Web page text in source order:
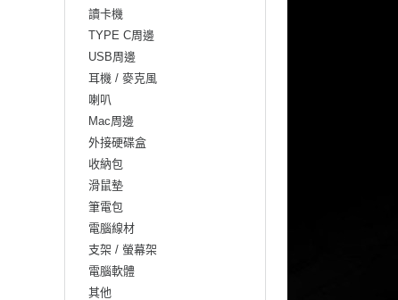
讀卡機
TYPE C周邊
USB周邊
耳機 / 麥克風
喇叭
Mac周邊
外接硬碟盒
收納包
滑鼠墊
筆電包
電腦線材
支架 / 螢幕架
電腦軟體
其他